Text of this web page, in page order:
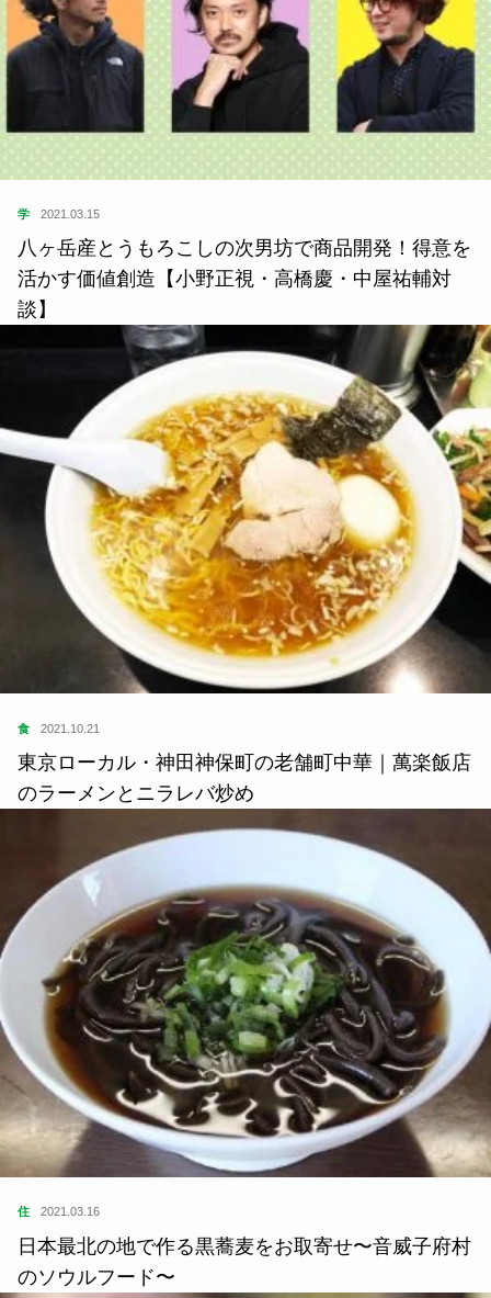
学 2021.03.15
八ヶ岳産とうもろこしの次男坊で商品開発！得意を
活かす価値創造【小野正視・高橋慶・中屋祐輔対
談】
食 2021.10.21
東京ローカル・神田神保町の老舗町中華｜萬楽飯店
のラーメンとニラレバ炒め
住 2021.03.16
日本最北の地で作る黒蕎麦をお取寄せ〜音威子府村
のソウルフード〜